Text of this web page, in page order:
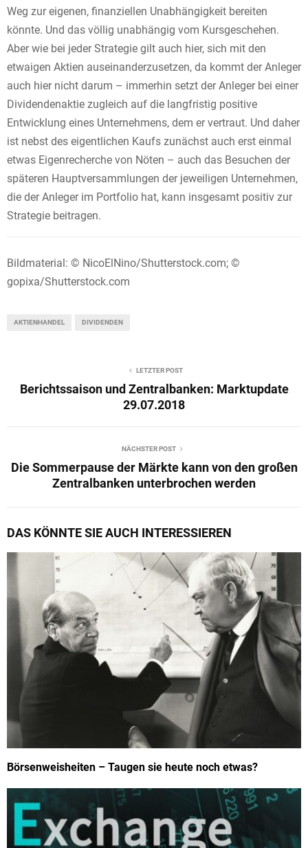
Weg zur eigenen, finanziellen Unabhängigkeit bereiten
könnte. Und das völlig unabhängig vom Kursgeschehen.
Aber wie bei jeder Strategie gilt auch hier, sich mit den
etwaigen Aktien auseinanderzusetzen, da kommt der Anleger
auch hier nicht darum – immerhin setzt der Anleger bei einer
Dividendenaktie zugleich auf die langfristig positive
Entwicklung eines Unternehmens, dem er vertraut. Und daher
ist nebst des eigentlichen Kaufs zunächst auch erst einmal
etwas Eigenrecherche von Nöten – auch das Besuchen der
späteren Hauptversammlungen der jeweiligen Unternehmen,
die der Anleger im Portfolio hat, kann insgesamt positiv zur
Strategie beitragen.
Bildmaterial: © NicoElNino/Shutterstock.com; ©
gopixa/Shutterstock.com
AKTIENHANDEL DIVIDENDEN
LETZTER POST
Berichtssaison und Zentralbanken: Marktupdate
29.07.2018
NÄCHSTER POST
Die Sommerpause der Märkte kann von den großen
Zentralbanken unterbrochen werden
DAS KÖNNTE SIE AUCH INTERESSIEREN
Börsenweisheiten – Taugen sie heute noch etwas?